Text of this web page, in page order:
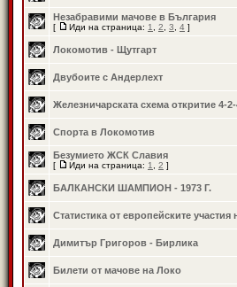
Незабравими мачове в България
[ Иди на страница: 1 2 3 4 ]
Локомотив - Щутгарт
Двубоите с Андерлехт
Железничарската схема откритие 4-
Спорта в Локомотив
Безумието ЖСК Славия
[ Иди на страница: 1 2 ]
БАЛКАНСКИ ШАМПИОН - 1973 Г.
Статистика от европейските
Димитър Григоров - Бирлика
Билети от мачове на Локо